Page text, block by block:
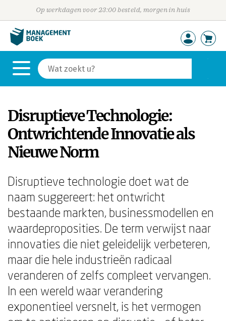
Op werkdagen voor 23:00 besteld, morgen in huis
Disruptieve Technologie:
Ontwrichtende Innovatie als
Nieuwe Norm
Disruptieve technologie doet wat de
naam suggereert: het ontwricht
bestaande markten, businessmodellen en
waardeproposities. De term verwijst naar
innovaties die niet geleidelijk verbeteren,
maar die hele industrieën radicaal
veranderen of zelfs compleet vervangen.
In een wereld waar verandering
exponentieel versnelt, is het vermogen